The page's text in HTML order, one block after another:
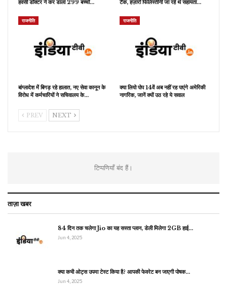
हवसी डॉक्टर ने कर डाला 299 बच्चों… टैंक, हज़ारों फिलिस्तीनी जा रहे थे सहायता…
राजनीति
बांग्लादेश में बिगड़ रहे हालात, नए सेवा कानून के
विरोध में कर्मचारियों ने सचिवालय के…
राजनीति
क्या लियो पोप 14वें अब नहीं रह पाएंगे अमेरिकी
नागरिक, जानें क्यों उठ रहे ये सवाल
PREV NEXT
टिप्पणियाँ बंद हैं।
ताज़ा खबर
84 दिन तक चलेगा Jio का यह सस्ता प्लान, डेली मिलेगा 2GB हाई…
Jun 4, 2025
क्या कभी ओट्स उपमा टेस्ट किया है? आपकी फेवरेट बन जाएगी पोषक…
Jun 4, 2025